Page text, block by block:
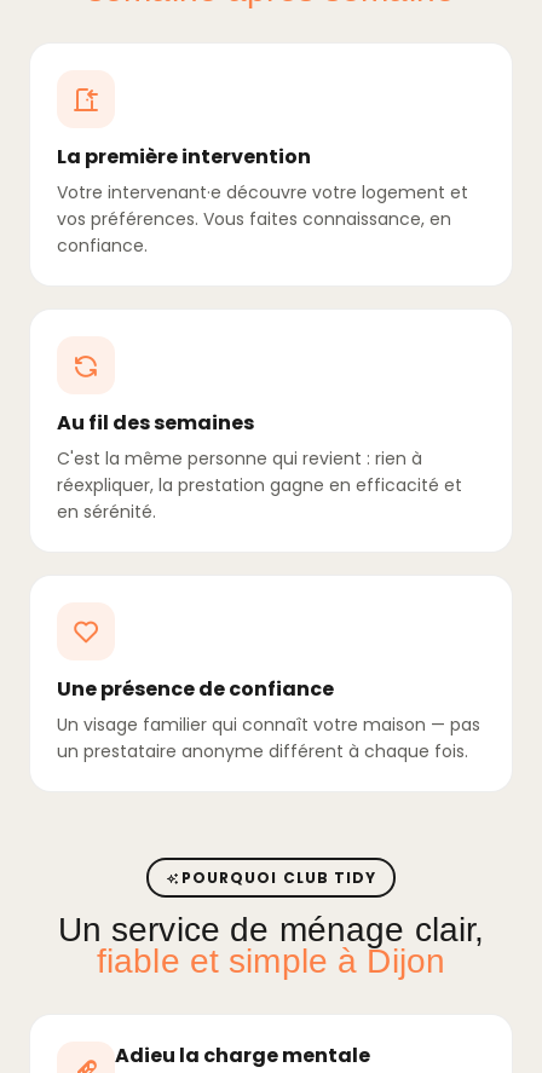
La première intervention
Votre intervenant·e découvre votre logement et
vos préférences. Vous faites connaissance, en
confiance.
Au fil des semaines
C'est la même personne qui revient : rien à
réexpliquer, la prestation gagne en efficacité et
en sérénité.
Une présence de confiance
Un visage familier qui connaît votre maison — pas
un prestataire anonyme différent à chaque fois.
POURQUOI CLUB TIDY
Un service de ménage clair,
fiable et simple à Dijon
Adieu la charge mentale